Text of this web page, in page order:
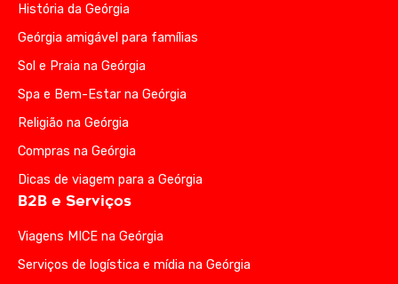
História da Geórgia
Geórgia amigável para famílias
Sol e Praia na Geórgia
Spa e Bem-Estar na Geórgia
Religião na Geórgia
Compras na Geórgia
Dicas de viagem para a Geórgia
B2B e Serviços
Viagens MICE na Geórgia
Serviços de logística e mídia na Geórgia